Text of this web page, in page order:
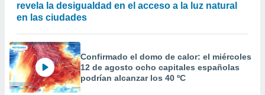
revela la desigualdad en el acceso a la luz natural
en las ciudades
Confirmado el domo de calor: el miércoles
12 de agosto ocho capitales españolas
podrían alcanzar los 40 ºC